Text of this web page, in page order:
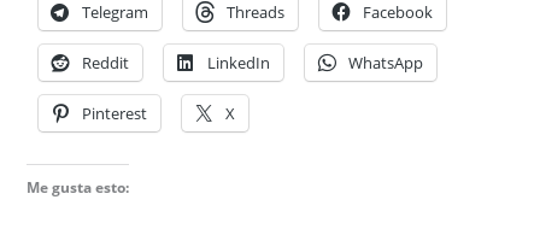
Telegram Threads Facebook
Reddit LinkedIn WhatsApp
Pinterest X
Me gusta esto: